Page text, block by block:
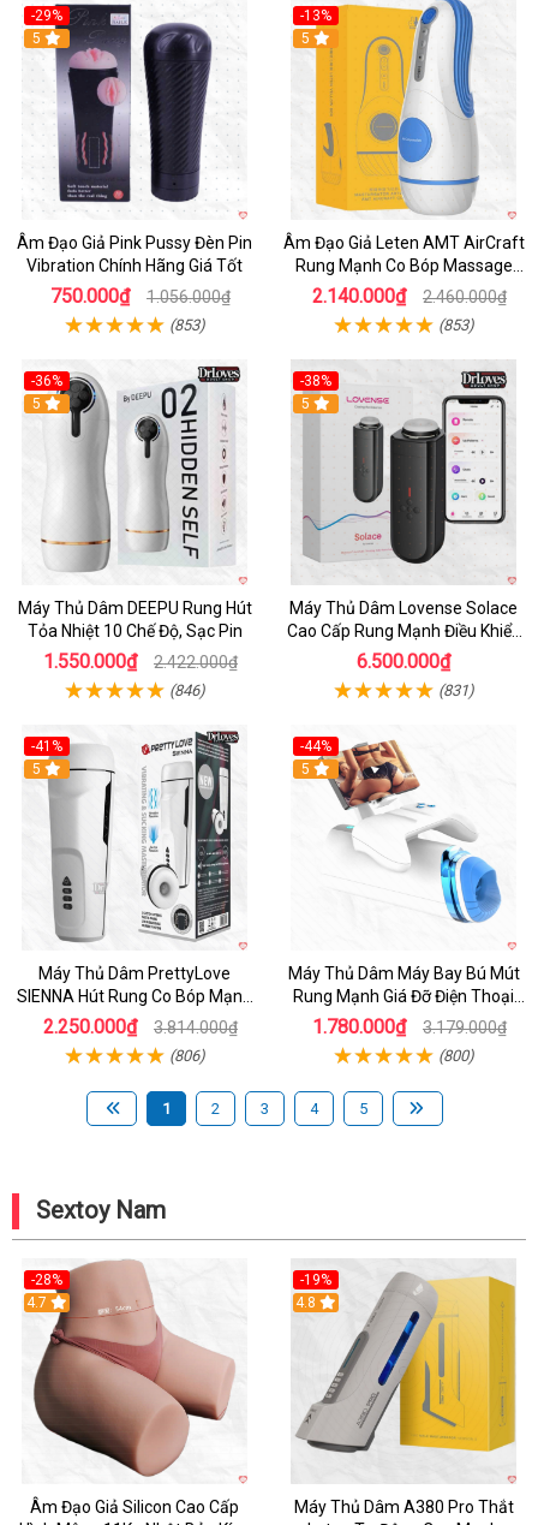
-29%
5
Âm Đạo Giả Pink Pussy Đèn Pin
Vibration Chính Hãng Giá Tốt
750.000₫ 1.056.000₫
(853)
-13%
5
Âm Đạo Giả Leten AMT AirCraft
Rung Mạnh Co Bóp Massage
Êm Ái
2.140.000₫ 2.460.000₫
(853)
-36%
Hot
5
Máy Thủ Dâm DEEPU Rung Hút
Tỏa Nhiệt 10 Chế Độ, Sạc Pin
1.550.000₫ 2.422.000₫
(846)
-38%
Hot
5
Máy Thủ Dâm Lovense Solace
Cao Cấp Rung Mạnh Điều Khiển
App
6.500.000₫
(831)
-41%
Hot
5
Máy Thủ Dâm PrettyLove
SIENNA Hút Rung Co Bóp Mạnh
Mẽ Nam
2.250.000₫ 3.814.000₫
(806)
-44%
Hot
5
Máy Thủ Dâm Máy Bay Bú Mút
Rung Mạnh Giá Đỡ Điện Thoại
Chính Hãng
1.780.000₫ 3.179.000₫
(800)
1 2 3 4 5
Sextoy Nam
-28%
4.7
Âm Đạo Giả Silicon Cao Cấp
-19%
Hot
4.8
Máy Thủ Dâm A380 Pro Thắt